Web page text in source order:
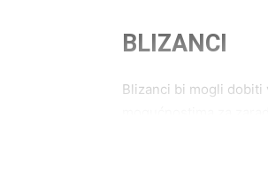
BLIZANCI
Blizanci bi mogli dobiti